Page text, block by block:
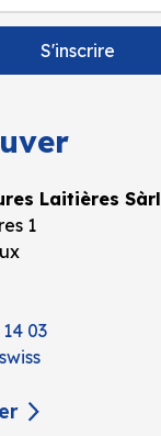
Laitières Sàrl
1
03